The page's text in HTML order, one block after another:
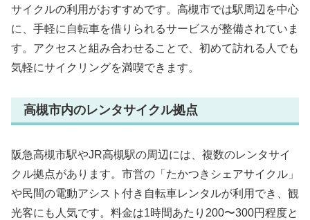
サイクルの利用がおすすめです。高槻市では駅周辺を中心
に、手軽に自転車を借りられるサービスが整備されていま
す。アクセスと組み合わせることで、初めて訪れる人でも
気軽にサイクリングを満喫できます。
高槻市内のレンタサイクル拠点
阪急高槻市駅やJR高槻駅の周辺には、複数のレンタサイ
クル拠点があります。市営の「たかつきシェアサイクル」
や民間の電動アシスト付き自転車レンタルが利用でき、観
光客にも人気です。料金は1時間あたり200〜300円程度と